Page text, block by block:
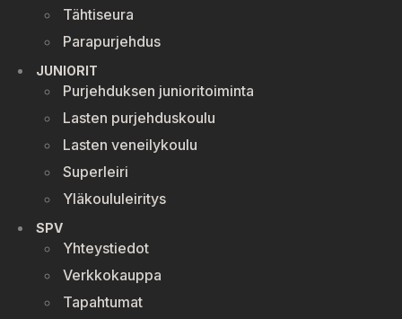
Tähtiseura
Parapurjehdus
JUNIORIT
Purjehduksen junioritoiminta
Lasten purjehduskoulu
Lasten veneilykoulu
Superleiri
Yläkoululeiritys
SPV
Yhteystiedot
Verkkokauppa
Tapahtumat